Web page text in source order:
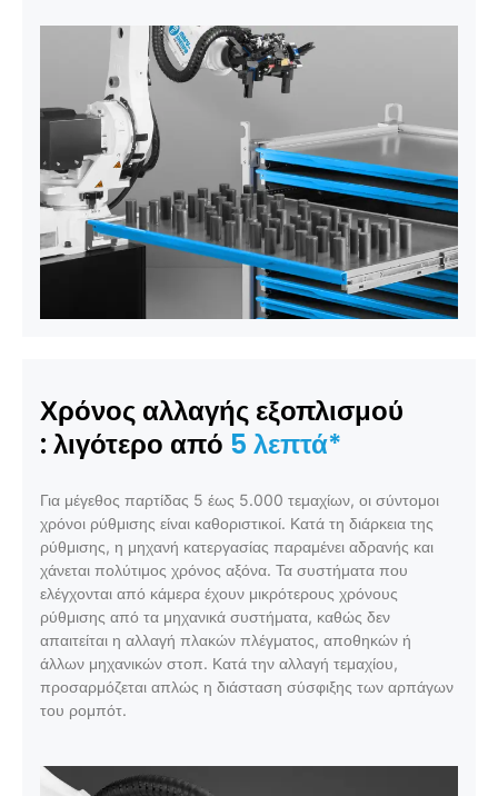
Χρόνος αλλαγής εξοπλισμού
: λιγότερο από 5 λεπτά*
Για μέγεθος παρτίδας 5 έως 5.000 τεμαχίων, οι σύντομοι
χρόνοι ρύθμισης είναι καθοριστικοί. Κατά τη διάρκεια της
ρύθμισης, η μηχανή κατεργασίας παραμένει αδρανής και
χάνεται πολύτιμος χρόνος αξόνα. Τα συστήματα που
ελέγχονται από κάμερα έχουν μικρότερους χρόνους
ρύθμισης από τα μηχανικά συστήματα, καθώς δεν
απαιτείται η αλλαγή πλακών πλέγματος, αποθηκών ή
άλλων μηχανικών στοπ. Κατά την αλλαγή τεμαχίου,
προσαρμόζεται απλώς η διάσταση σύσφιξης των αρπάγων
του ρομπότ.